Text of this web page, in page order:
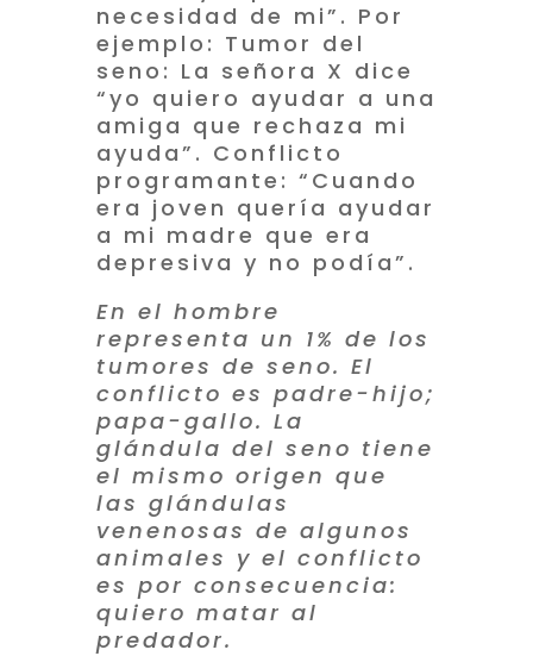
necesidad de mi”. Por
ejemplo: Tumor del
seno: La señora X dice
“yo quiero ayudar a una
amiga que rechaza mi
ayuda”. Conflicto
programante: “Cuando
era joven quería ayudar
a mi madre que era
depresiva y no podía”.
En el hombre
representa un 1% de los
tumores de seno. El
conflicto es padre-hijo;
papa-gallo. La
glándula del seno tiene
el mismo origen que
las glándulas
venenosas de algunos
animales y el conflicto
es por consecuencia:
quiero matar al
predador.